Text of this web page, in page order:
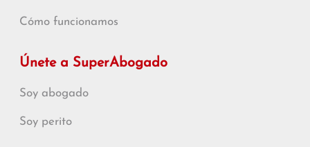
Cómo funcionamos
Únete a SuperAbogado
Soy abogado
Soy perito